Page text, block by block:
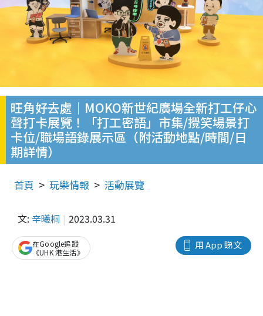
旺角好去處｜MOKO新世紀廣場全新打工仔心
聲打卡展覽！「打工密語」市集/攪笑場景打
卡位/職場語錄展示區（附活動地點/時間/日
期詳情）
首頁 玩樂情報 活動展覽
文: 辛曦桐 2023.03.31
用 App 睇文
在Google追蹤
《UHK 港生活》